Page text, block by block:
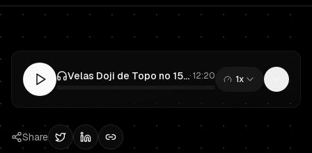
Velas Doji de Topo no 15m em Prop Trading: Checklist do Trader Financiado·12:20 1x
0:00
12:20
Share